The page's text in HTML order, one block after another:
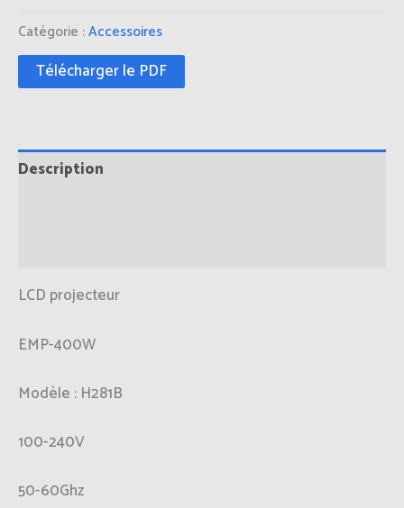
Catégorie :Accessoires
Télécharger le PDF
Description
LCD projecteur
EMP-400W
Modèle : H281B
100-240V
50-60Ghz